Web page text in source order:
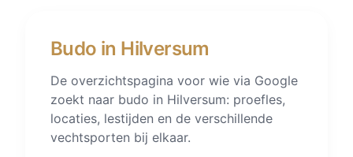
Budo in Hilversum
De overzichtspagina voor wie via Google
zoekt naar budo in Hilversum: proefles,
locaties, lestijden en de verschillende
vechtsporten bij elkaar.